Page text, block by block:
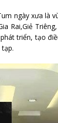
ngày xưa là
Rai,Giẻ
triển, tạo